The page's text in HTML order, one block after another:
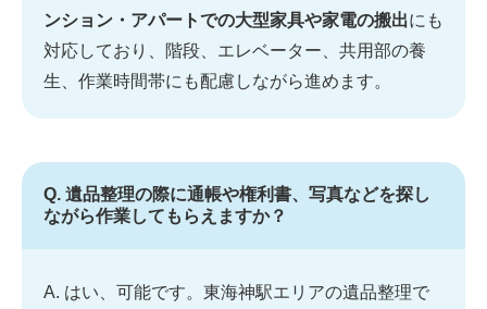
ンション・アパートでの大型家具や家電の搬出にも
対応しており、階段、エレベーター、共用部の養
生、作業時間帯にも配慮しながら進めます。
Q. 遺品整理の際に通帳や権利書、写真などを探し
ながら作業してもらえますか？
A. はい、可能です。東海神駅エリアの遺品整理で